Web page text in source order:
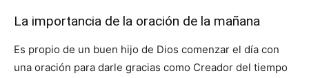
La importancia de la oración de la mañana
Es propio de un buen hijo de Dios comenzar el día con
una oración para darle gracias como Creador del tiempo